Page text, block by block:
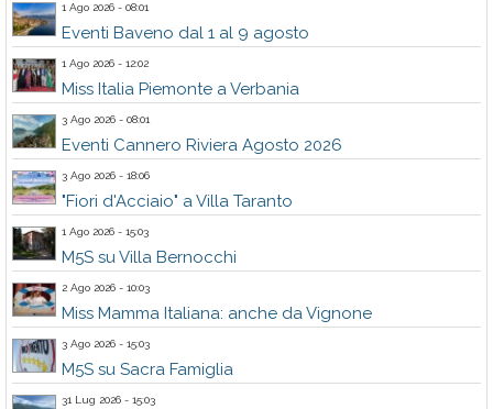
1 Ago 2026 - 08:01
Eventi Baveno dal 1 al 9 agosto
1 Ago 2026 - 12:02
Miss Italia Piemonte a Verbania
3 Ago 2026 - 08:01
Eventi Cannero Riviera Agosto 2026
3 Ago 2026 - 18:06
"Fiori d'Acciaio" a Villa Taranto
1 Ago 2026 - 15:03
M5S su Villa Bernocchi
2 Ago 2026 - 10:03
Miss Mamma Italiana: anche da Vignone
3 Ago 2026 - 15:03
M5S su Sacra Famiglia
31 Lug 2026 - 15:03